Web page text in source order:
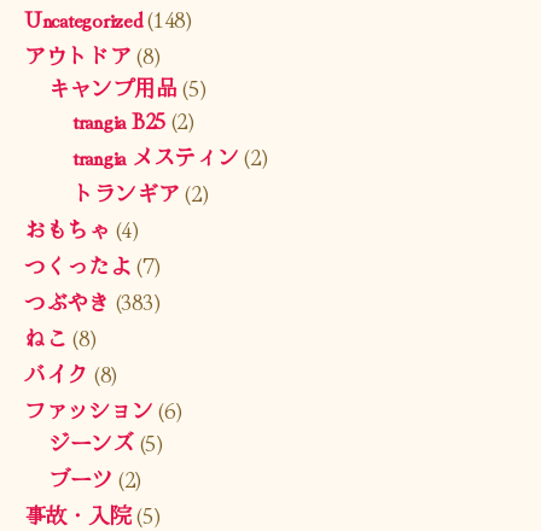
Uncategorized(148)
アウトドア(8)
キャンプ用品(5)
trangia B25(2)
trangia メスティン(2)
トランギア(2)
おもちゃ (4)
つくったよ(7)
つぶやき (383)
ねこ (8)
バイク (8)
ファッション(6)
ジーンズ(5)
ブーツ (2)
事故・入院(5)